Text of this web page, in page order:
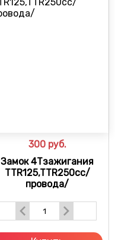
300 руб.
Замок 4Тзажигания
TTR125,TTR250cc/
провода/